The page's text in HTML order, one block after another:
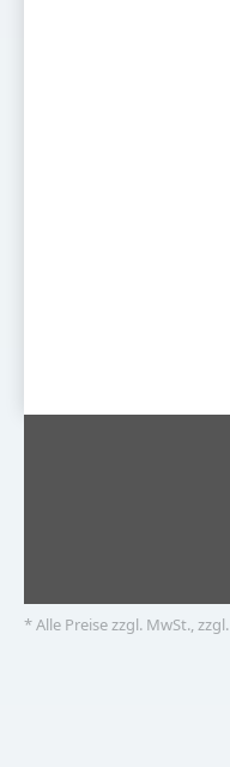
* Alle Preise zzgl. MwSt., zzgl.